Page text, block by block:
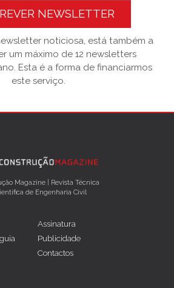
NEWSLETTER
noticiosa, está também a
um máximo de 12 newsletters
Esta é a forma de financiarmos
este serviço.
Magazine | Revista Técnica
de Engenharia Civil
Assinatura
Publicidade
Contactos